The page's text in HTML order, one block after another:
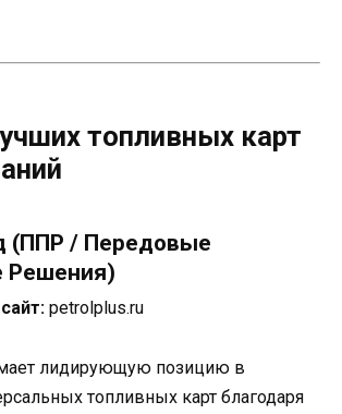
топливных карт
(ППР / Передовые
Решения)
petrolplus.ru
лидирующую позицию в
топливных карт благодаря